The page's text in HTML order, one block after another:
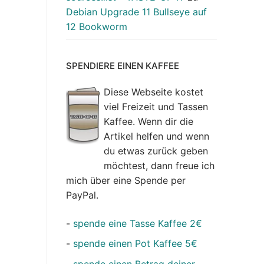
Debian Upgrade 11 Bullseye auf
12 Bookworm
SPENDIERE EINEN KAFFEE
Diese Webseite kostet
viel Freizeit und Tassen
Kaffee. Wenn dir die
Artikel helfen und wenn
du etwas zurück geben
möchtest, dann freue ich
mich über eine Spende per
PayPal.
- spende eine Tasse Kaffee 2€
- spende einen Pot Kaffee 5€